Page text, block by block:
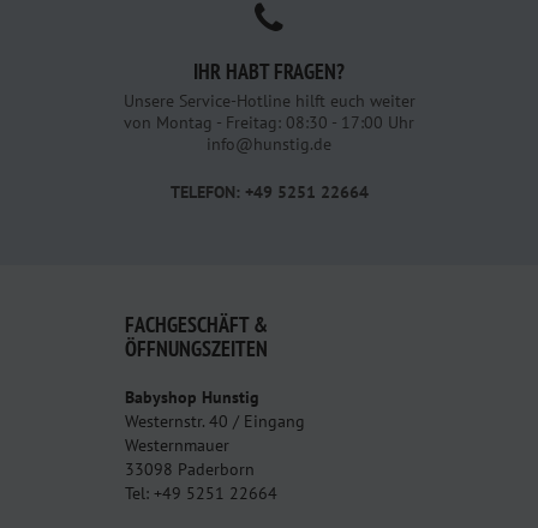
IHR HABT FRAGEN?
Unsere Service-Hotline hilft euch weiter
von Montag - Freitag: 08:30 - 17:00 Uhr
info@hunstig.de
TELEFON: +49 5251 22664
FACHGESCHÄFT &
ÖFFNUNGSZEITEN
Babyshop Hunstig
Westernstr. 40 / Eingang
Westernmauer
33098 Paderborn
Tel: +49 5251 22664